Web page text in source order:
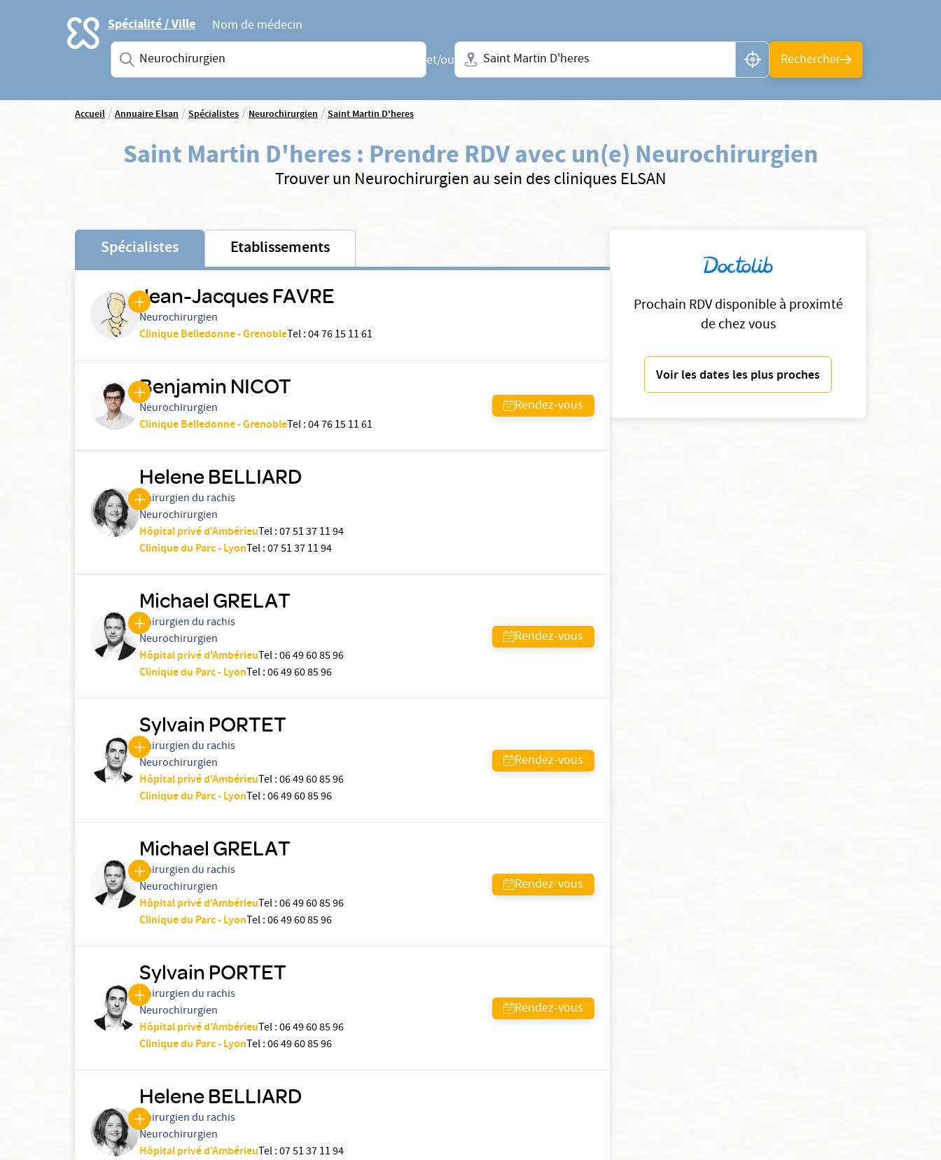
Accueil Spécialité / Ville
Nom de médecin
Saisissez une spécialité ou un service
et/ou
Ville + N° de département, région ou CP
Rechercher
Accueil/Annuaire Elsan/Spécialistes/Neurochirurgien/Saint Martin D'heres
Saint Martin D'heres : Prendre RDV avec un(e) Neurochirurgien
Trouver un Neurochirurgien au sein des cliniques ELSAN
Prochain RDV disponible à proximté
de chez vous
Voir les dates les plus proches
Spécialistes Etablissements
Jean-Jacques FAVRE
Neurochirurgien
Clinique Belledonne - GrenobleTel:04 76 15 11 61
Benjamin NICOT
Neurochirurgien
Clinique Belledonne - GrenobleTel:04 76 15 11 61
Rendez-vous
Helene BELLIARD
Chirurgien du rachis
Neurochirurgien
Hôpital privé d'AmbérieuTel:07 51 37 11 94
Clinique du Parc - LyonTel:07 51 37 11 94
Michael GRELAT
Chirurgien du rachis
Neurochirurgien
Hôpital privé d'AmbérieuTel:06 49 60 85 96
Clinique du Parc - LyonTel:06 49 60 85 96
Rendez-vous
Sylvain PORTET
Chirurgien du rachis
Neurochirurgien
Hôpital privé d'AmbérieuTel:06 49 60 85 96
Clinique du Parc - LyonTel:06 49 60 85 96
Rendez-vous
Michael GRELAT
Chirurgien du rachis
Neurochirurgien
Hôpital privé d'AmbérieuTel:06 49 60 85 96
Clinique du Parc - LyonTel:06 49 60 85 96
Rendez-vous
Sylvain PORTET
Chirurgien du rachis
Neurochirurgien
Hôpital privé d'AmbérieuTel:06 49 60 85 96
Clinique du Parc - LyonTel:06 49 60 85 96
Rendez-vous
Helene BELLIARD
Chirurgien du rachis
Neurochirurgien
Hôpital privé d'AmbérieuTel:07 51 37 11 94